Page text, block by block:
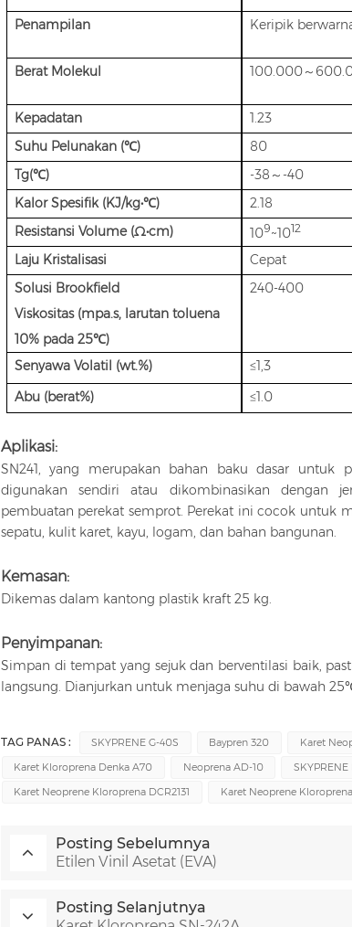
Penampilan Keripik
Berat Molekul 100.000～
Kepadatan
1.23
Suhu Pelunakan (℃)
80
Tg(℃)
-38～-40
Kalor Spesifik (KJ/kg•℃)
2.18
Resistansi Volume (Ω•cm)
109~1012
Laju Kristalisasi
Cepat
Solusi Brookfield
Viskositas (mpa.s, larutan toluena
10% pada 25℃)
240-400
Senyawa Volatil (wt.%)
≤1,3
Abu (berat%)
≤1.0
Aplikasi:
SN241, yang merupakan bahan baku dasar untuk
digunakan sendiri atau dikombinasikan dengan
pembuatan perekat semprot. Perekat ini cocok untuk
sepatu, kulit karet, kayu, logam, dan bahan bangunan.
Kemasan:
Dikemas dalam kantong plastik kraft 25 kg.
Penyimpanan:
Simpan di tempat yang sejuk dan berventilasi baik,
langsung. Dianjurkan untuk menjaga suhu di bawah
TAG PANAS : SKYPRENE G-40S Baypren 320
Karet
Karet Kloroprena Denka A70
Neoprena AD-10
SKYPRENE
Karet Neoprene Kloroprena DCR2131
Karet Neoprene Kloroprena
Posting Sebelumnya
Etilen Vinil Asetat (EVA)
Posting Selanjutnya